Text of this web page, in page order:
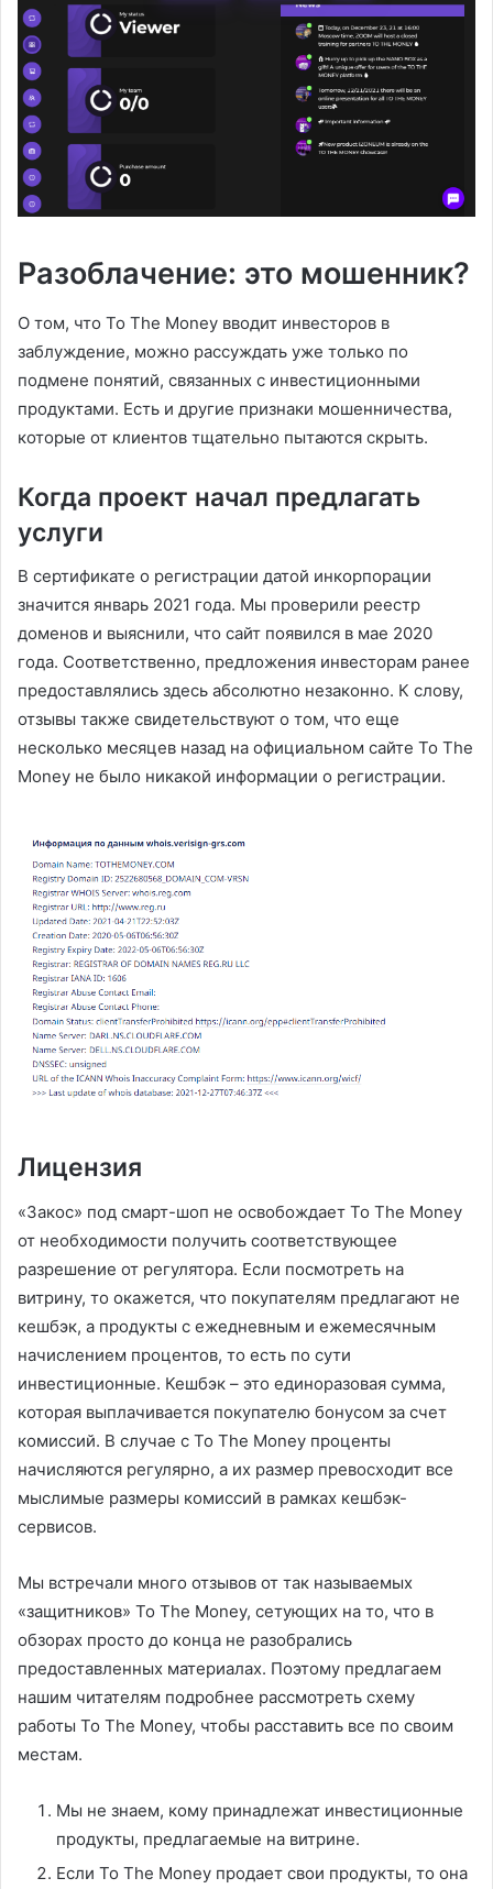
Разоблачение: это мошенник?
О том, что To The Money вводит инвесторов в
заблуждение, можно рассуждать уже только по
подмене понятий, связанных с инвестиционными
продуктами. Есть и другие признаки мошенничества,
которые от клиентов тщательно пытаются скрыть.
Когда проект начал предлагать
услуги
В сертификате о регистрации датой инкорпорации
значится январь 2021 года. Мы проверили реестр
доменов и выяснили, что сайт появился в мае 2020
года. Соответственно, предложения инвесторам ранее
предоставлялись здесь абсолютно незаконно. К слову,
отзывы также свидетельствуют о том, что еще
несколько месяцев назад на официальном сайте To The
Money не было никакой информации о регистрации.
Лицензия
«Закос» под смарт-шоп не освобождает To The Money
от необходимости получить соответствующее
разрешение от регулятора. Если посмотреть на
витрину, то окажется, что покупателям предлагают не
кешбэк, а продукты с ежедневным и ежемесячным
начислением процентов, то есть по сути
инвестиционные. Кешбэк – это единоразовая сумма,
которая выплачивается покупателю бонусом за счет
комиссий. В случае с To The Money проценты
начисляются регулярно, а их размер превосходит все
мыслимые размеры комиссий в рамках кешбэк-
сервисов.
Мы встречали много отзывов от так называемых
«защитников» To The Money, сетующих на то, что в
обзорах просто до конца не разобрались
предоставленных материалах. Поэтому предлагаем
нашим читателям подробнее рассмотреть схему
работы To The Money, чтобы расставить все по своим
местам.
Мы не знаем, кому принадлежат инвестиционные
продукты, предлагаемые на витрине.
Если To The Money продает свои продукты, то она